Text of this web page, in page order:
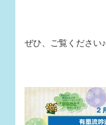
ぜひ、ご覧ください♪